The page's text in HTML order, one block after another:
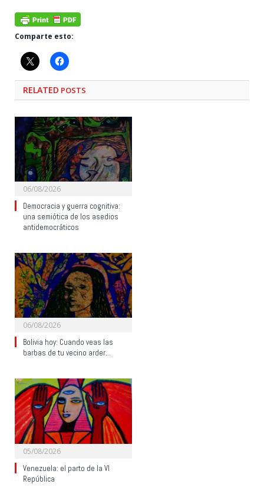
Comparte esto:
RELATED POSTS
06/08/2026
Democracia y guerra cognitiva:
una semiótica de los asedios
antidemocráticos
06/08/2026
Bolivia hoy: Cuando veas las
barbas de tu vecino arder…
05/08/2026
Venezuela: el parto de la VI
República